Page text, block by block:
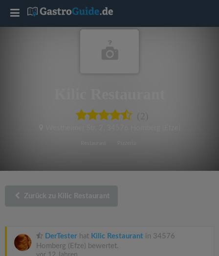
(2)
Zurück zu Kilic Restaurant
DerTester hat Kilic Restaurant in 34576
Homberg (Efze) bewertet.
T
i